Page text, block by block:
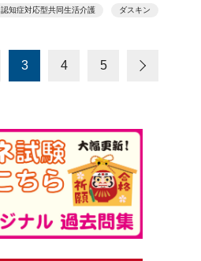
認知症対応型共同生活介護 ダスキン
3 4 5